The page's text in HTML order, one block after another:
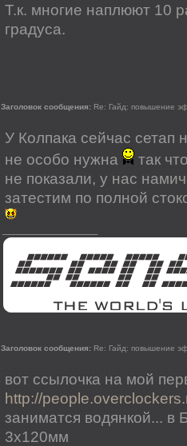
Т.к. многие наплюют 10
градуса.
Заголовок сообщения: Re: Гайд: повышение
У Колпака сейчас сетап
не особо нужна
так
не показали, у нас
затестим по полной
Заголовок сообщения: Re: Гайд: повышение
вот ссылочка на мой
http://
заниматся водянкой... в
3х120мм